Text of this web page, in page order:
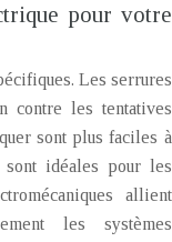
pour votre
Les serrures
contre les tentatives
sont plus faciles à
sont idéales pour les
allient
les systèmes